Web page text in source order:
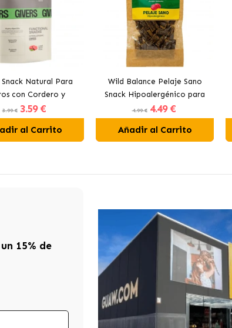
Snack Natural Para
con Cordero y
Hipoalergénico
3.99 € 3.59 €
al Carrito
Wild Balance Pelaje Sano
Snack Hipoalergénico para
Perros con Venado
4.99 € 4.49 €
Añadir al Carrito
15% de